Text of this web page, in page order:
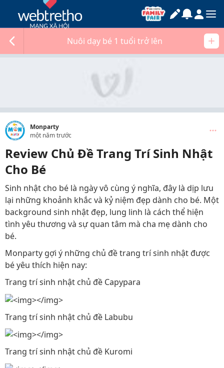
Nuôi dạy bé 1 tuổi trở lên
Monparty
một năm trước
Review Chủ Đề Trang Trí Sinh Nhật
Cho Bé
Sinh nhật cho bé là ngày vô cùng ý nghĩa, đây là dịp lưu
lại những khoảnh khắc và kỷ niệm đẹp dành cho bé. Một
background sinh nhật đẹp, lung linh là cách thể hiện
tình yêu thương và sự quan tâm mà cha mẹ dành cho
bé.
Monparty gợi ý những chủ đề trang trí sinh nhật được
bé yêu thích hiện nay:
Trang trí sinh nhật chủ đề Capypara
Trang trí sinh nhật chủ đề Labubu
Trang trí sinh nhật chủ đề Kuromi